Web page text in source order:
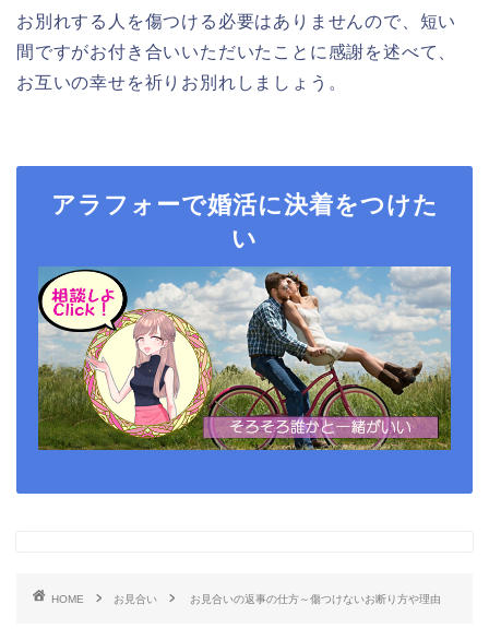
お別れする人を傷つける必要はありませんので、短い
間ですがお付き合いいただいたことに感謝を述べて、
お互いの幸せを祈りお別れしましょう。
アラフォーで婚活に決着をつけた
い
HOME お見合い お見合いの返事の仕方～傷つけないお断り方や理由